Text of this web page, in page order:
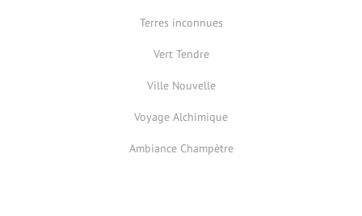
Terres inconnues
Vert Tendre
Ville Nouvelle
Voyage Alchimique
Ambiance Champètre